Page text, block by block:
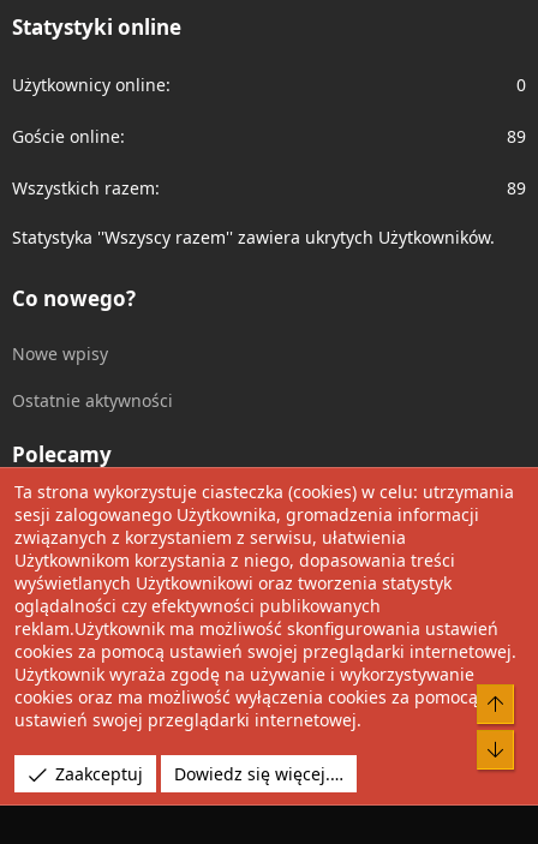
Statystyki online
Użytkownicy online 0
Goście online 89
Wszystkich razem 89
Statystyka ''Wszyscy razem'' zawiera ukrytych Użytkowników.
Co nowego?
Nowe wpisy
Ostatnie aktywności
Polecamy
Wolnościowe cytaty
Udostępnij
Facebook
TwitterRedditPinterest
TumblrWhatsApp
Umieść Link
Community platform by XenForo® © 2010-2022 XenForo Ltd.
Pixel Exit
Tłumaczenie wykonane przezXboxForum.pl
Media embeds
via s9e/MediaSites
Ta strona wykorzystuje ciasteczka (cookies) w celu: utrzymania
sesji zalogowanego Użytkownika, gromadzenia informacji
związanych z korzystaniem z serwisu, ułatwienia
Użytkownikom korzystania z niego, dopasowania treści
wyświetlanych Użytkownikowi oraz tworzenia statystyk
oglądalności czy efektywności publikowanych
reklam.Użytkownik ma możliwość skonfigurowania ustawień
cookies za pomocą ustawień swojej przeglądarki internetowej.
Użytkownik wyraża zgodę na używanie i wykorzystywanie
cookies oraz ma możliwość wyłączenia cookies za pomocą
ustawień swojej przeglądarki internetowej.
Zaakceptuj Dowiedz się więcej.…
Do